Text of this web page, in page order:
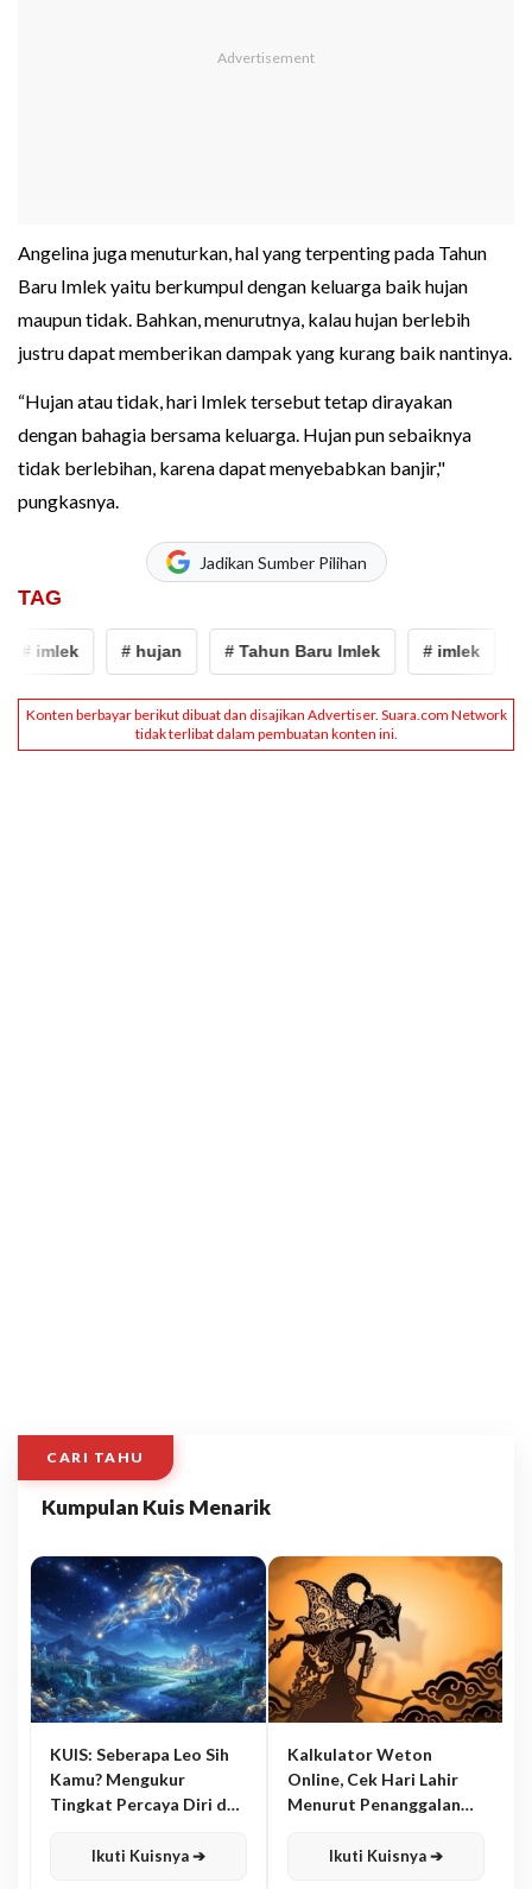
Angelina juga menuturkan, hal yang terpenting pada Tahun
Baru Imlek yaitu berkumpul dengan keluarga baik hujan
maupun tidak. Bahkan, menurutnya, kalau hujan berlebih
justru dapat memberikan dampak yang kurang baik nantinya.
“Hujan atau tidak, hari Imlek tersebut tetap dirayakan
dengan bahagia bersama keluarga. Hujan pun sebaiknya
tidak berlebihan, karena dapat menyebabkan banjir,"
pungkasnya.
Jadikan Sumber Pilihan
TAG
# imlek # hujan # Tahun Baru Imlek # imlek
CARI TAHU
Kumpulan Kuis Menarik
KUIS: Seberapa Leo Sih
Kamu? Mengukur
Tingkat Percaya Diri dan
Ikuti Kuisnya ➔
Kalkulator Weton
Online, Cek Hari Lahir
Menurut Penanggalan
Ikuti Kuisnya ➔